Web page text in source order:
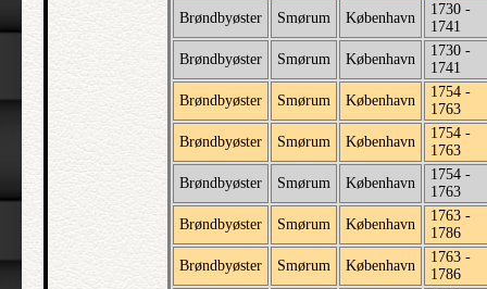
Brøndbyøster
Smørum København
1730 -
1741
Brøndbyøster
Smørum København
1730 -
1741
Brøndbyøster
Smørum København
1754 -
1763
Brøndbyøster
Smørum København
1754 -
1763
Brøndbyøster
Smørum København
1754 -
1763
Brøndbyøster
Smørum København
1763 -
1786
Brøndbyøster
Smørum København
1763 -
1786